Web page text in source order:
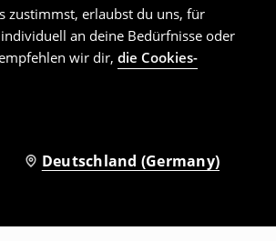
zustimmst, erlaubst du uns, für
an deine Bedürfnisse oder
wir dir, die Cookies-
Deutschland (Germany)